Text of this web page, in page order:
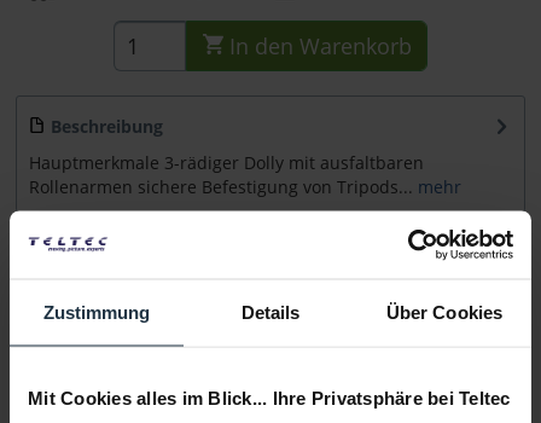
Zustimmung Details Über Cookies
Mit Cookies alles im Blick... Ihre Privatsphäre bei Teltec
In den Warenkorb
Beschreibung
Hauptmerkmale 3-rädiger Dolly mit ausfaltbaren
Rollenarmen sichere Befestigung von Tripods... mehr
Beratung
Medien
Infos zu Hersteller & Produktsicherheit